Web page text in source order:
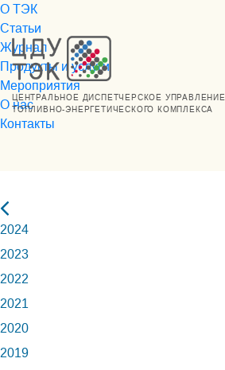
ЦЕНТРАЛЬНОЕ ДИСПЕТЧЕРСКОЕ УПРАВЛЕНИЕ
ТОПЛИВНО-ЭНЕРГЕТИЧЕСКОГО КОМПЛЕКСА
О ТЭК
Статьи
Журнал
Продукты и услуги
Мероприятия
О нас
Контакты
2024
2023
2022
2021
2020
2019